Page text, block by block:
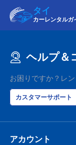
タイ
カーレンタルガ
ヘルプ＆
お困りですか？レ
カスタマーサポート
アカウント